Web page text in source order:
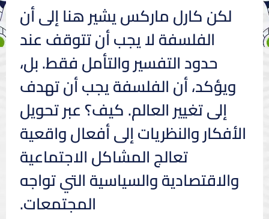
لكن كارل ماركس يشير هنا إلى أن
الفلسفة لا يجب أن تتوقف عند
حدود التفسير والتأمل فقط. بل،
ويؤكد، أن الفلسفة يجب أن تهدف
إلى تغيير العالم. كيف؟ عبر تحويل
الأفكار والنظريات إلى أفعال واقعية
تعالج المشاكل الاجتماعية
والاقتصادية والسياسية التي تواجه
المجتمعات.